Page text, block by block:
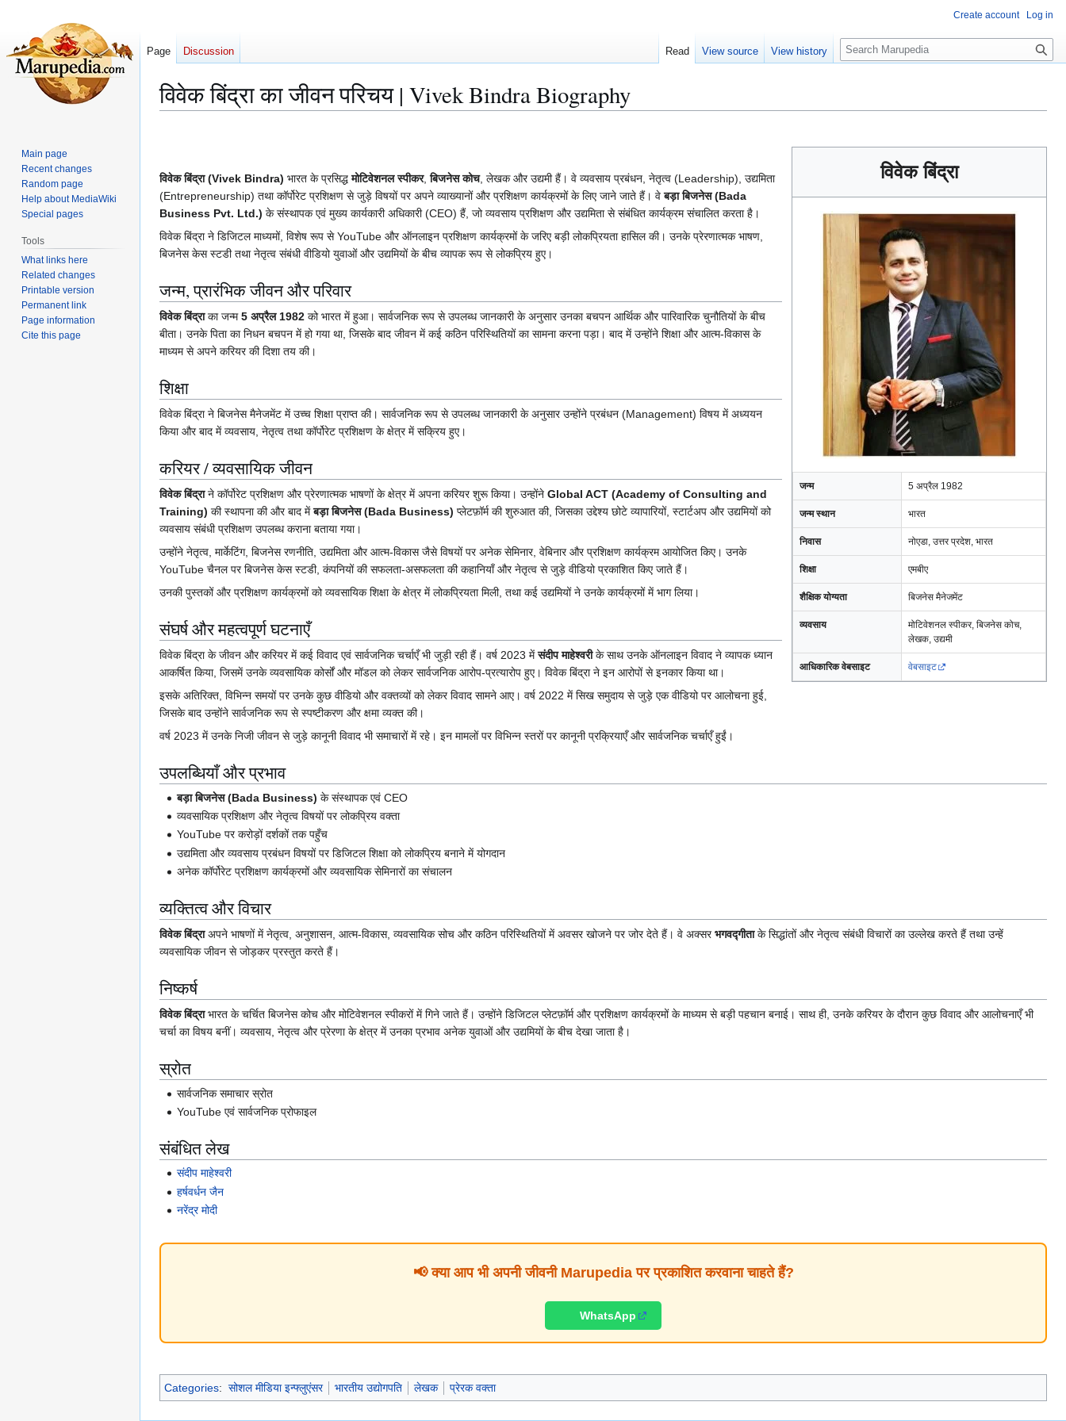
विवेक बिंद्रा का जीवन परिचय | Vivek Bindra Biography
विवेक बिंद्रा
जन्म 5 अप्रैल 1982
जन्म स्थान भारत
निवास नोएडा, उत्तर प्रदेश, भारत
शिक्षा एमबीए
शैक्षिक योग्यता बिजनेस मैनेजमेंट
व्यवसाय
मोटिवेशनल स्पीकर, बिजनेस कोच,
लेखक, उद्यमी
आधिकारिक वेबसाइट वेबसाइट
विवेक बिंद्रा (Vivek Bindra) भारत के प्रसिद्धमोटिवेशनल स्पीकर,बिजनेस कोच, लेखक और उद्यमी हैं। वे व्यवसाय प्रबंधन, नेतृत्व (Leadership), उद्यमिता
(Entrepreneurship) तथा कॉर्पोरेट प्रशिक्षण से जुड़े विषयों पर अपने व्याख्यानों और प्रशिक्षण कार्यक्रमों के लिए जाने जाते हैं। वेबड़ा बिजनेस (Bada
Business Pvt. Ltd.) के संस्थापक एवं मुख्य कार्यकारी अधिकारी (CEO) हैं, जो व्यवसाय प्रशिक्षण और उद्यमिता से संबंधित कार्यक्रम संचालित करता है।
विवेक बिंद्रा ने डिजिटल माध्यमों, विशेष रूप से YouTube और ऑनलाइन प्रशिक्षण कार्यक्रमों के जरिए बड़ी लोकप्रियता हासिल की। उनके प्रेरणात्मक भाषण,
बिजनेस केस स्टडी तथा नेतृत्व संबंधी वीडियो युवाओं और उद्यमियों के बीच व्यापक रूप से लोकप्रिय हुए।
जन्म, प्रारंभिक जीवन और परिवार
विवेक बिंद्राका जन्म5 अप्रैल 1982 को भारत में हुआ। सार्वजनिक रूप से उपलब्ध जानकारी के अनुसार उनका बचपन आर्थिक और पारिवारिक चुनौतियों के बीच
बीता। उनके पिता का निधन बचपन में हो गया था, जिसके बाद जीवन में कई कठिन परिस्थितियों का सामना करना पड़ा। बाद में उन्होंने शिक्षा और आत्म-विकास के
माध्यम से अपने करियर की दिशा तय की।
शिक्षा
विवेक बिंद्रा ने बिजनेस मैनेजमेंट में उच्च शिक्षा प्राप्त की। सार्वजनिक रूप से उपलब्ध जानकारी के अनुसार उन्होंने प्रबंधन (Management) विषय में अध्ययन
किया और बाद में व्यवसाय, नेतृत्व तथा कॉर्पोरेट प्रशिक्षण के क्षेत्र में सक्रिय हुए।
करियर / व्यवसायिक जीवन
विवेक बिंद्राने कॉर्पोरेट प्रशिक्षण और प्रेरणात्मक भाषणों के क्षेत्र में अपना करियर शुरू किया। उन्होंने Global ACT (Academy of Consulting and
Training) की स्थापना की और बाद मेंबड़ा बिजनेस (Bada Business) प्लेटफ़ॉर्म की शुरुआत की, जिसका उद्देश्य छोटे व्यापारियों, स्टार्टअप और उद्यमियों को
व्यवसाय संबंधी प्रशिक्षण उपलब्ध कराना बताया गया।
उन्होंने नेतृत्व, मार्केटिंग, बिजनेस रणनीति, उद्यमिता और आत्म-विकास जैसे विषयों पर अनेक सेमिनार, वेबिनार और प्रशिक्षण कार्यक्रम आयोजित किए। उनके
YouTube चैनल पर बिजनेस केस स्टडी, कंपनियों की सफलता-असफलता की कहानियाँ और नेतृत्व से जुड़े वीडियो प्रकाशित किए जाते हैं।
उनकी पुस्तकों और प्रशिक्षण कार्यक्रमों को व्यवसायिक शिक्षा के क्षेत्र में लोकप्रियता मिली, तथा कई उद्यमियों ने उनके कार्यक्रमों में भाग लिया।
संघर्ष और महत्वपूर्ण घटनाएँ
विवेक बिंद्रा के जीवन और करियर में कई विवाद एवं सार्वजनिक चर्चाएँ भी जुड़ी रही हैं। वर्ष 2023 मेंसंदीप माहेश्वरीके साथ उनके ऑनलाइन विवाद ने व्यापक ध्यान
आकर्षित किया, जिसमें उनके व्यवसायिक कोर्सों और मॉडल को लेकर सार्वजनिक आरोप-प्रत्यारोप हुए। विवेक बिंद्रा ने इन आरोपों से इनकार किया था।
इसके अतिरिक्त, विभिन्न समयों पर उनके कुछ वीडियो और वक्तव्यों को लेकर विवाद सामने आए। वर्ष 2022 में सिख समुदाय से जुड़े एक वीडियो पर आलोचना हुई,
जिसके बाद उन्होंने सार्वजनिक रूप से स्पष्टीकरण और क्षमा व्यक्त की।
वर्ष 2023 में उनके निजी जीवन से जुड़े कानूनी विवाद भी समाचारों में रहे। इन मामलों पर विभिन्न स्तरों पर कानूनी प्रक्रियाएँ और सार्वजनिक चर्चाएँ हुईं।
उपलब्धियाँ और प्रभाव
बड़ा बिजनेस (Bada Business) के संस्थापक एवं CEO
व्यवसायिक प्रशिक्षण और नेतृत्व विषयों पर लोकप्रिय वक्ता
YouTube पर करोड़ों दर्शकों तक पहुँच
उद्यमिता और व्यवसाय प्रबंधन विषयों पर डिजिटल शिक्षा को लोकप्रिय बनाने में योगदान
अनेक कॉर्पोरेट प्रशिक्षण कार्यक्रमों और व्यवसायिक सेमिनारों का संचालन
व्यक्तित्व और विचार
विवेक बिंद्राअपने भाषणों में नेतृत्व, अनुशासन, आत्म-विकास, व्यवसायिक सोच और कठिन परिस्थितियों में अवसर खोजने पर जोर देते हैं। वे अक्सरभगवद्गीताके सिद्धांतों और नेतृत्व संबंधी विचारों का उल्लेख करते हैं तथा उन्हें
व्यवसायिक जीवन से जोड़कर प्रस्तुत करते हैं।
निष्कर्ष
विवेक बिंद्राभारत के चर्चित बिजनेस कोच और मोटिवेशनल स्पीकरों में गिने जाते हैं। उन्होंने डिजिटल प्लेटफ़ॉर्म और प्रशिक्षण कार्यक्रमों के माध्यम से बड़ी पहचान बनाई। साथ ही, उनके करियर के दौरान कुछ विवाद और आलोचनाएँ भी
चर्चा का विषय बनीं। व्यवसाय, नेतृत्व और प्रेरणा के क्षेत्र में उनका प्रभाव अनेक युवाओं और उद्यमियों के बीच देखा जाता है।
स्रोत
सार्वजनिक समाचार स्रोत
YouTube एवं सार्वजनिक प्रोफाइल
संबंधित लेख
संदीप माहेश्वरी
हर्षवर्धन जैन
नरेंद्र मोदी
📢 क्या आप भी अपनी जीवनी Marupedia पर प्रकाशित करवाना चाहते हैं?
WhatsApp
Categories: सोशल मीडिया इन्फ्लुएंसर भारतीय उद्योगपति लेखक प्रेरक वक्ता
Create account Log in
Page Discussion Read View source View history
S
e
c
Main page
Recent changes
Random page
Help about MediaWiki
Special pages
Tools
What links here
Related changes
Printable version
Permanent link
Page information
Cite this page